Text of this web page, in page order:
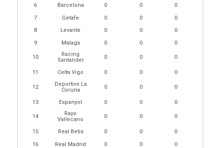
6
Barcelona 0 0
0
7
Getafe 0 0
0
8
Levante 0 0
0
9
Malaga 0 0 0
10
Racing
Santander
0 0 0
11 Celta Vigo 0 0 0
12
Deportivo La
Coruna
0 0 0
13 Espanyol 0 0 0
14
Rayo
Vallecano
0 0 0
15 Real Betis 0 0
0
16
Real Madrid 0 0 0